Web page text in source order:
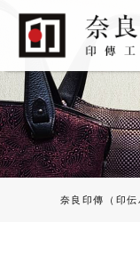
奈良印傳（印伝